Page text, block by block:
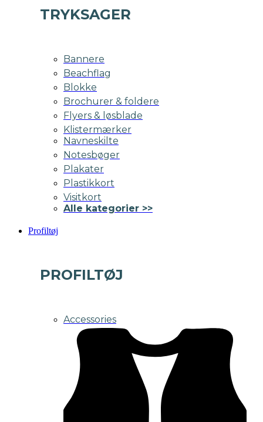
TRYKSAGER
Bannere
Beachflag
Blokke
Brochurer & foldere
Flyers & løsblade
Klistermærker
Navneskilte
Notesbøger
Plakater
Plastikkort
Visitkort
Alle kategorier >>
Profiltøj
PROFILTØJ
Accessories